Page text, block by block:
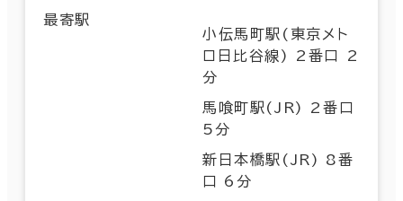
最寄駅
小伝馬町駅(東京メト
ロ日比谷線) 2番口 2
分
馬喰町駅(JR) 2番口
5分
新日本橋駅(JR) 8番
口 6分